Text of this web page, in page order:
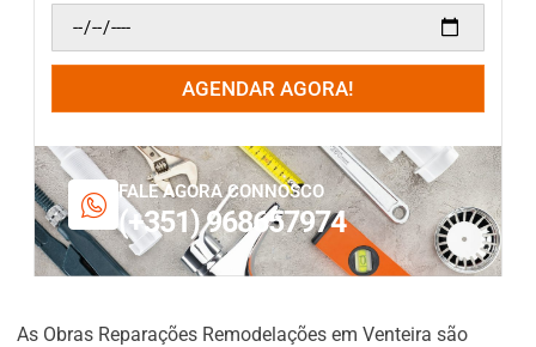
AGENDAR AGORA!
FALE AGORA CONNOSCO
(+351) 968657974
As Obras Reparações Remodelações em Venteira são